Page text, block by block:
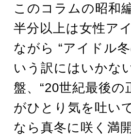
このコラムの昭和
半分以上は女性ア
ながら “アイドル
いう訳にはいかな
盤、“20世紀最後
がひとり気を吐い
なら真冬に咲く満